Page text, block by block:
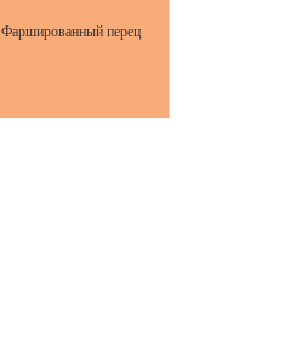
Фаршированный перец